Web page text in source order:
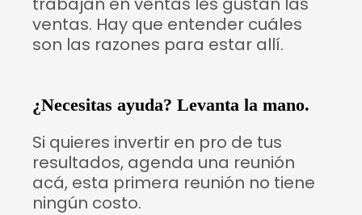
ventas. Hay que entender cuáles
son las razones para estar allí.
¿Necesitas ayuda? Levanta la mano.
Si quieres invertir en pro de tus
resultados, agenda una reunión
acá, esta primera reunión no tiene
ningún costo.